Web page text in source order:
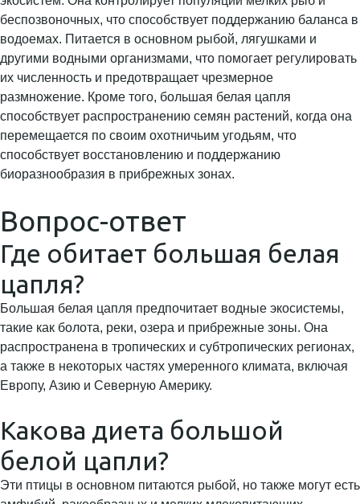
беспозвоночных, что способствует поддержанию баланса в
водоемах. Питается в основном рыбой, лягушками и
другими водными организмами, что помогает регулировать
их численность и предотвращает чрезмерное
размножение. Кроме того, большая белая цапля
способствует распространению семян растений, когда она
перемещается по своим охотничьим угодьям, что
способствует восстановлению и поддержанию
биоразнообразия в прибрежных зонах.
Вопрос-ответ
Где обитает большая белая
цапля?
Большая белая цапля предпочитает водные экосистемы,
такие как болота, реки, озера и прибрежные зоны. Она
распространена в тропических и субтропических регионах,
а также в некоторых частях умеренного климата, включая
Европу, Азию и Северную Америку.
Какова диета большой
белой цапли?
Эти птицы в основном питаются рыбой, но также могут есть